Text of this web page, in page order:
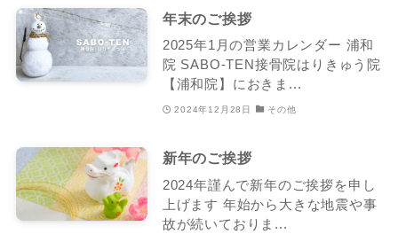
年末のご挨拶
2025年1月の営業カレンダー 浦和
院 SABO-TEN接骨院はりきゅう院
【浦和院】におきま...
2024年12月28日 その他
新年のご挨拶
2024年謹んで新年のご挨拶を申し
上げます 年始から大きな地震や事
故が続いておりま...